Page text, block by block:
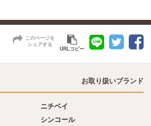
このページを
シェアする
URLコピー
お取り扱いブランド
ニチベイ
シンコール